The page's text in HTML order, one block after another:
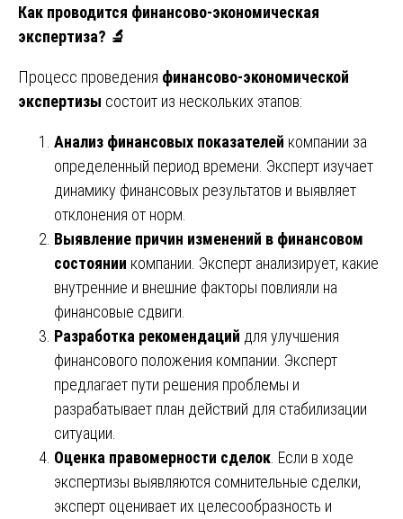
Как проводится финансово-экономическая
экспертиза? 🔬
Процесс проведения финансово-экономической
экспертизы состоит из нескольких этапов:
Анализ финансовых показателей компании за
определенный период времени. Эксперт изучает
динамику финансовых результатов и выявляет
отклонения от норм.
Выявление причин изменений в финансовом
состоянии компании. Эксперт анализирует, какие
внутренние и внешние факторы повлияли на
финансовые сдвиги.
Разработка рекомендаций для улучшения
финансового положения компании. Эксперт
предлагает пути решения проблемы и
разрабатывает план действий для стабилизации
ситуации.
Оценка правомерности сделок . Если в ходе
экспертизы выявляются сомнительные сделки,
эксперт оценивает их целесообразность и